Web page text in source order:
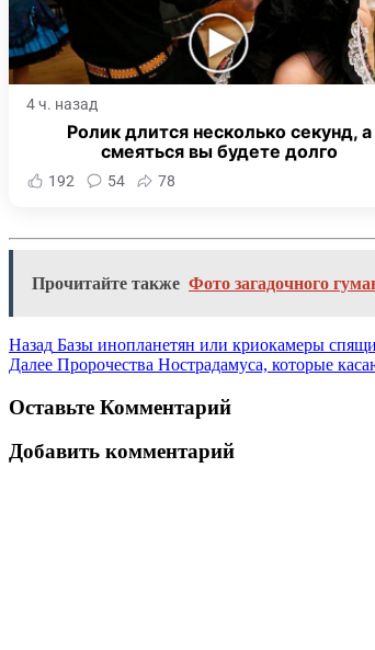
4 ч. назад
Ролик длится несколько секунд, а
смеяться вы будете долго
192 54 78
Прочитайте также Фото загадочного
Назад Базы инопланетян или криокамеры
Далее Пророчества Нострадамуса, которые
Оставьте Комментарий
Добавить комментарий